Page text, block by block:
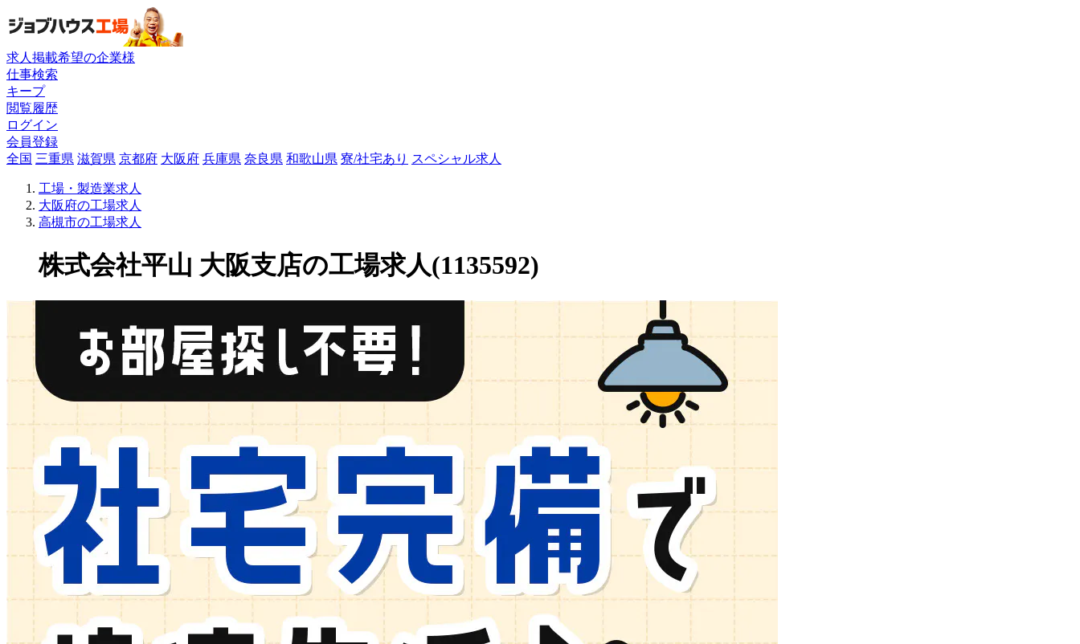
求人掲載希望の企業様
仕事検索
キープ
閲覧履歴
ログイン
会員登録
全国 三重県 滋賀県 京都府 大阪府 兵庫県 奈良県 和歌山県 寮/社宅あり スペシャル求人
工場・製造業求人
大阪府の工場求人
高槻市の工場求人
株式会社平山 大阪支店の工場求人(1135592)